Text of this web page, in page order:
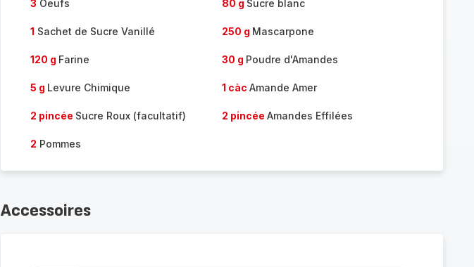
3 Oeufs 80 g Sucre blanc
1 Sachet de Sucre Vanillé 250 g Mascarpone
120 g Farine 30 g Poudre d'Amandes
5 g Levure Chimique 1 càc Amande Amer
2 pincée Sucre Roux (facultatif) 2 pincée Amandes Effilées
2 Pommes
Accessoires